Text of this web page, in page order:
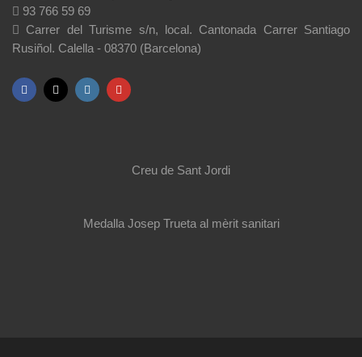
93 766 59 69
Carrer del Turisme s/n, local. Cantonada Carrer Santiago
Rusiñol. Calella - 08370 (Barcelona)
Creu de Sant Jordi
Medalla Josep Trueta al mèrit sanitari